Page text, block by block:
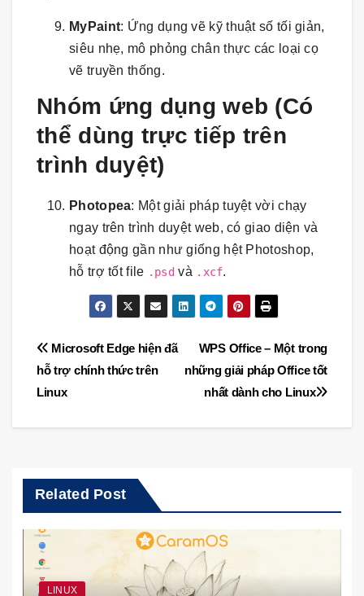
MyPaint: Ứng dụng vẽ kỹ thuật số tối giản,
siêu nhẹ, mô phỏng chân thực các loại cọ
vẽ truyền thống.
Nhóm ứng dụng web (Có
thể dùng trực tiếp trên
trình duyệt)
Photopea: Một giải pháp tuyệt vời chạy
ngay trên trình duyệt web, có giao diện và
hoạt động gần như giống hệt Photoshop,
hỗ trợ tốt file .psd và .xcf.
Điều
hướng
WPS Office – Một trong
những giải pháp Office tốt
nhất dành cho Linux
Microsoft Edge hiện đã
hỗ trợ chính thức trên
Linux
Related Post
LINUX